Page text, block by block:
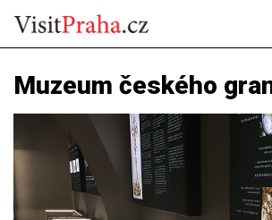
Muzeum českého